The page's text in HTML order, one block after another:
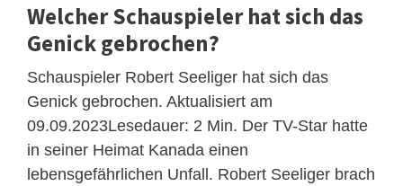
Welcher Schauspieler hat sich das
Genick gebrochen?
Schauspieler Robert Seeliger hat sich das
Genick gebrochen. Aktualisiert am
09.09.2023Lesedauer: 2 Min. Der TV-Star hatte
in seiner Heimat Kanada einen
lebensgefährlichen Unfall. Robert Seeliger brach